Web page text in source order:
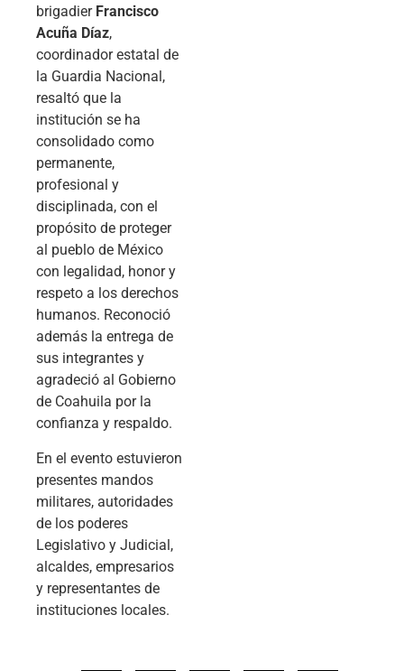
brigadier Francisco
Acuña Díaz,
coordinador estatal de
la Guardia Nacional,
resaltó que la
institución se ha
consolidado como
permanente,
profesional y
disciplinada, con el
propósito de proteger
al pueblo de México
con legalidad, honor y
respeto a los derechos
humanos. Reconoció
además la entrega de
sus integrantes y
agradeció al Gobierno
de Coahuila por la
confianza y respaldo.
En el evento estuvieron
presentes mandos
militares, autoridades
de los poderes
Legislativo y Judicial,
alcaldes, empresarios
y representantes de
instituciones locales.